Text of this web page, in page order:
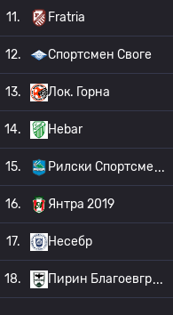
11. Fratria
12. Спортсмен Своге
13. Лок. Горна
14. Hebar
15. Рилски Спортсме
16. Янтра 2019
17. Несебр
18. Пирин Благоевгр